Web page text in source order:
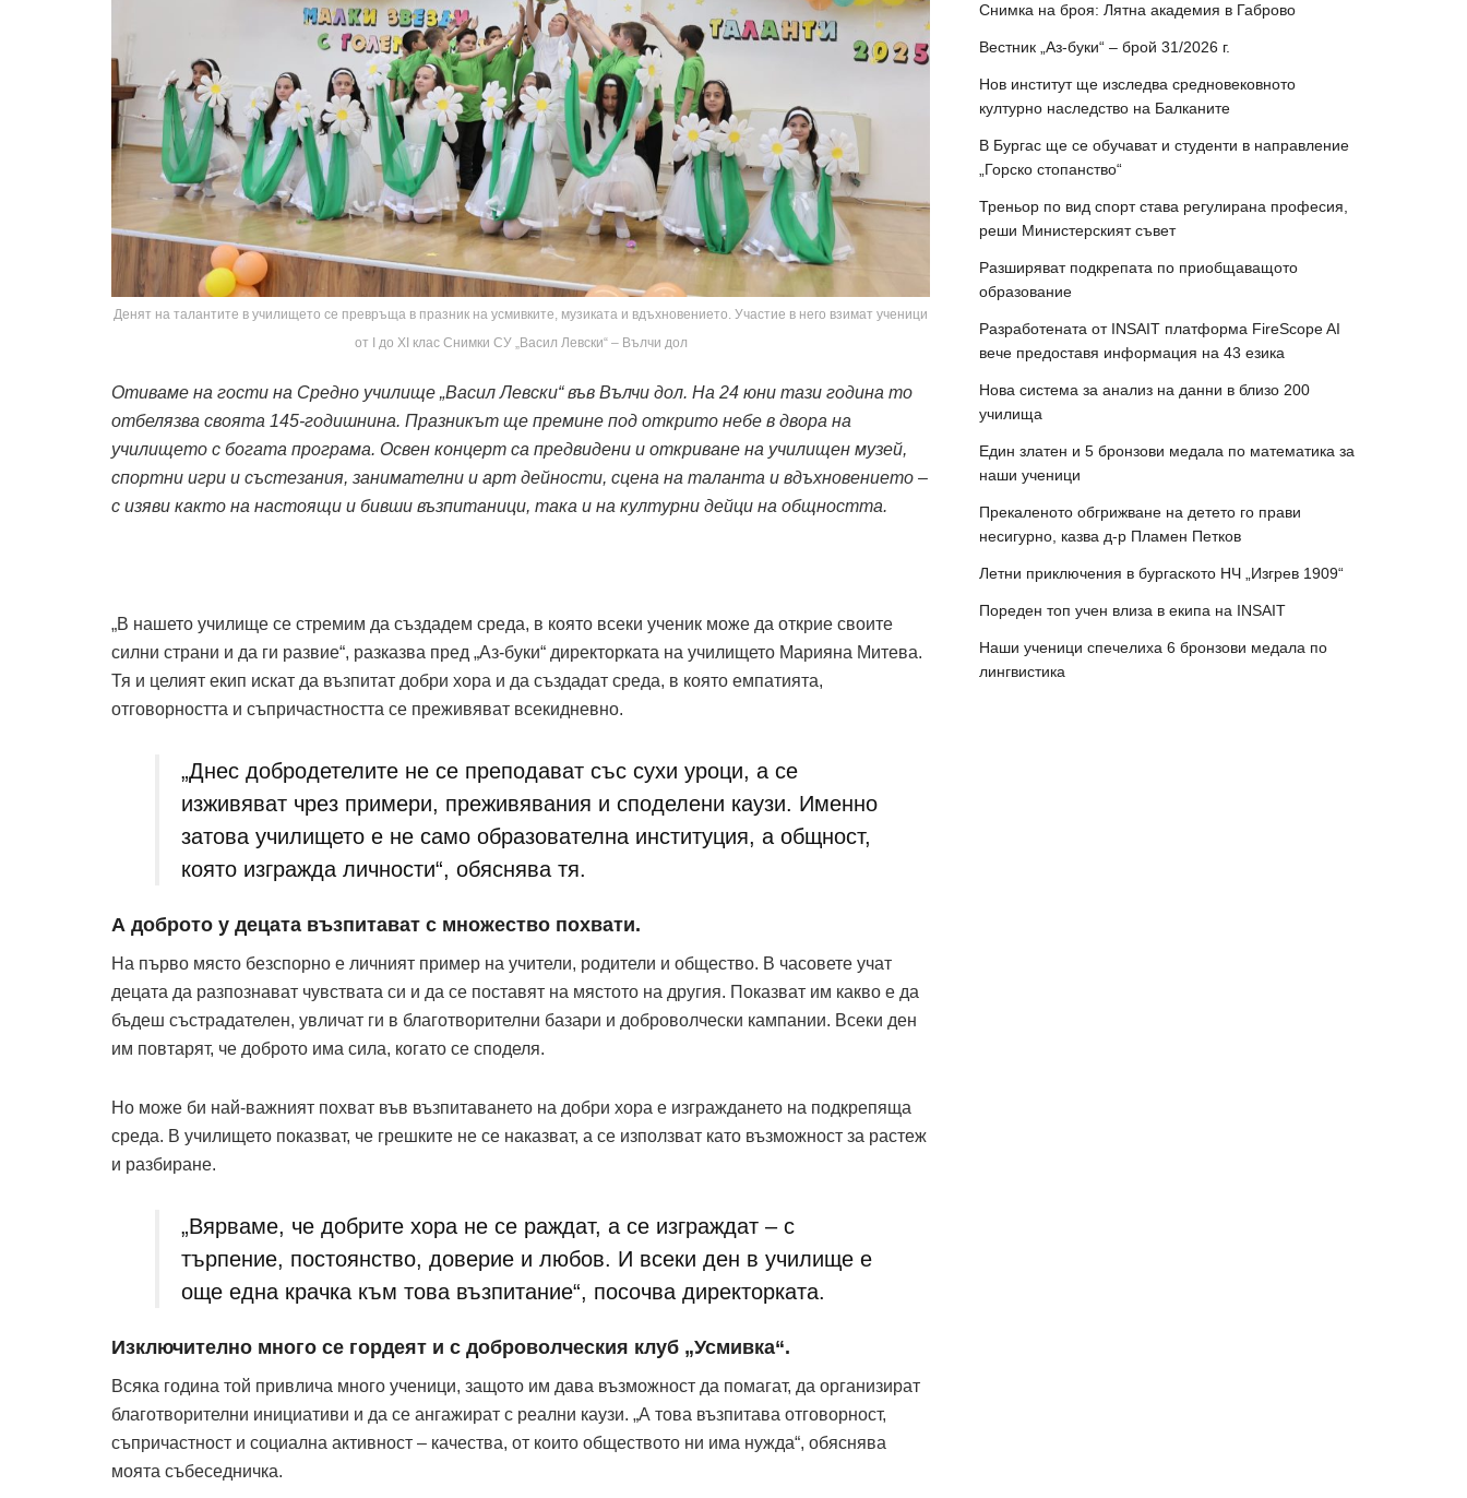
Денят на талантите в училището се превръща в празник на усмивките, музиката и вдъхновението. Участие в него взимат ученици
от I до XI клас Снимки СУ „Васил Левски“ – Вълчи дол
Отиваме на гости на Средно училище „Васил Левски“ във Вълчи дол. На 24 юни тази година то
отбелязва своята 145-годишнина. Празникът ще премине под открито небе в двора на
училището с богата програма. Освен концерт са предвидени и откриване на училищен музей,
спортни игри и състезания, занимателни и арт дейности, сцена на таланта и вдъхновението –
с изяви както на настоящи и бивши възпитаници, така и на културни дейци на общността.
„В нашето училище се стремим да създадем среда, в която всеки ученик може да открие своите
силни страни и да ги развие“, разказва пред „Аз-буки“ директорката на училището Марияна Митева.
Тя и целият екип искат да възпитат добри хора и да създадат среда, в която емпатията,
отговорността и съпричастността се преживяват всекидневно.
„Днес добродетелите не се преподават със сухи уроци, а се
изживяват чрез примери, преживявания и споделени каузи. Именно
затова училището е не само образователна институция, а общност,
която изгражда личности“, обяснява тя.
А доброто у децата възпитават с множество похвати.
На първо място безспорно е личният пример на учители, родители и общество. В часовете учат
децата да разпознават чувствата си и да се поставят на мястото на другия. Показват им какво е да
бъдеш състрадателен, увличат ги в благотворителни базари и доброволчески кампании. Всеки ден
им повтарят, че доброто има сила, когато се споделя.
Но може би най-важният похват във възпитаването на добри хора е изграждането на подкрепяща
среда. В училището показват, че грешките не се наказват, а се използват като възможност за растеж
и разбиране.
„Вярваме, че добрите хора не се раждат, а се изграждат – с
търпение, постоянство, доверие и любов. И всеки ден в училище е
още една крачка към това възпитание“, посочва директорката.
Изключително много се гордеят и с доброволческия клуб „Усмивка“.
Всяка година той привлича много ученици, защото им дава възможност да помагат, да организират
благотворителни инициативи и да се ангажират с реални каузи. „А това възпитава отговорност,
съпричастност и социална активност – качества, от които обществото ни има нужда“, обяснява
моята събеседничка.
Снимка на броя: Лятна академия в Габрово
Вестник „Аз-буки“ – брой 31/2026 г.
Нов институт ще изследва средновековното
културно наследство на Балканите
В Бургас ще се обучават и студенти в направление
„Горско стопанство“
Треньор по вид спорт става регулирана професия,
реши Министерският съвет
Разширяват подкрепата по приобщаващото
образование
Разработената от INSAIT платформа FireScope AI
вече предоставя информация на 43 езика
Нова система за анализ на данни в близо 200
училища
Един златен и 5 бронзови медала по математика за
наши ученици
Прекаленото обгрижване на детето го прави
несигурно, казва д-р Пламен Петков
Летни приключения в бургаското НЧ „Изгрев 1909“
Пореден топ учен влиза в екипа на INSAIT
Наши ученици спечелиха 6 бронзови медала по
лингвистика